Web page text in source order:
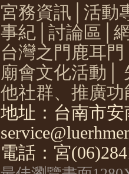
宮務資訊
活動
事紀
討論區
台灣之門鹿耳門
廟會文化活動
他社群、推廣功
地址：台南市
電話：宮